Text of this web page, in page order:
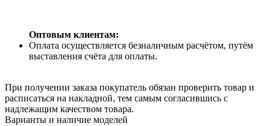
Оптовым клиентам:
Оплата осуществляется безналичным расчётом, путём
выставления счёта для оплаты.
При получении заказа покупатель обязан проверить товар и
расписаться на накладной, тем самым согласившись с
надлежащим качеством товара.
Варианты и наличие моделей